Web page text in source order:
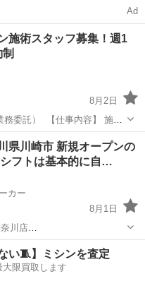
Ad
施術スタッフ募集！週1
8月2日
内容】 施術
ト スタッフ
県川崎市 新規オープンの
フトは基本的に自…
カー
8月1日
川店
種 出張マッサ
ご...
所
い🧵】ミシンを査定
限買取します